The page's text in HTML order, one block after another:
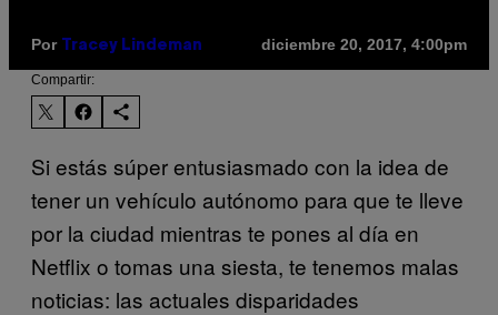
Por Tracey Lindeman diciembre 20, 2017, 4:00pm
Compartir:
Si estás súper entusiasmado con la idea de
tener un vehículo autónomo para que te lleve
por la ciudad mientras te pones al día en
Netflix o tomas una siesta, te tenemos malas
noticias: las actuales disparidades